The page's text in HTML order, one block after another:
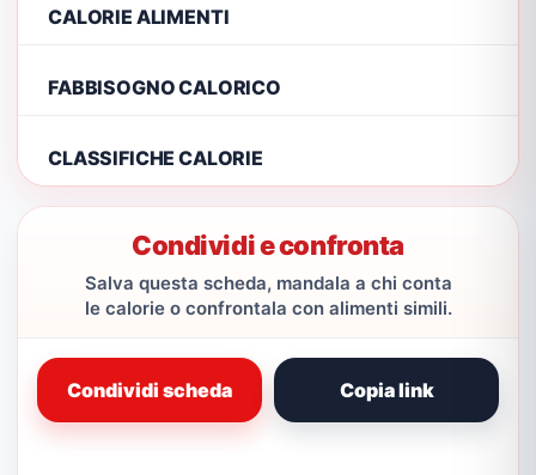
CALORIE ALIMENTI
FABBISOGNO CALORICO
CLASSIFICHE CALORIE
Condividi e confronta
Salva questa scheda, mandala a chi conta
le calorie o confrontala con alimenti simili.
Condividi scheda Copia link